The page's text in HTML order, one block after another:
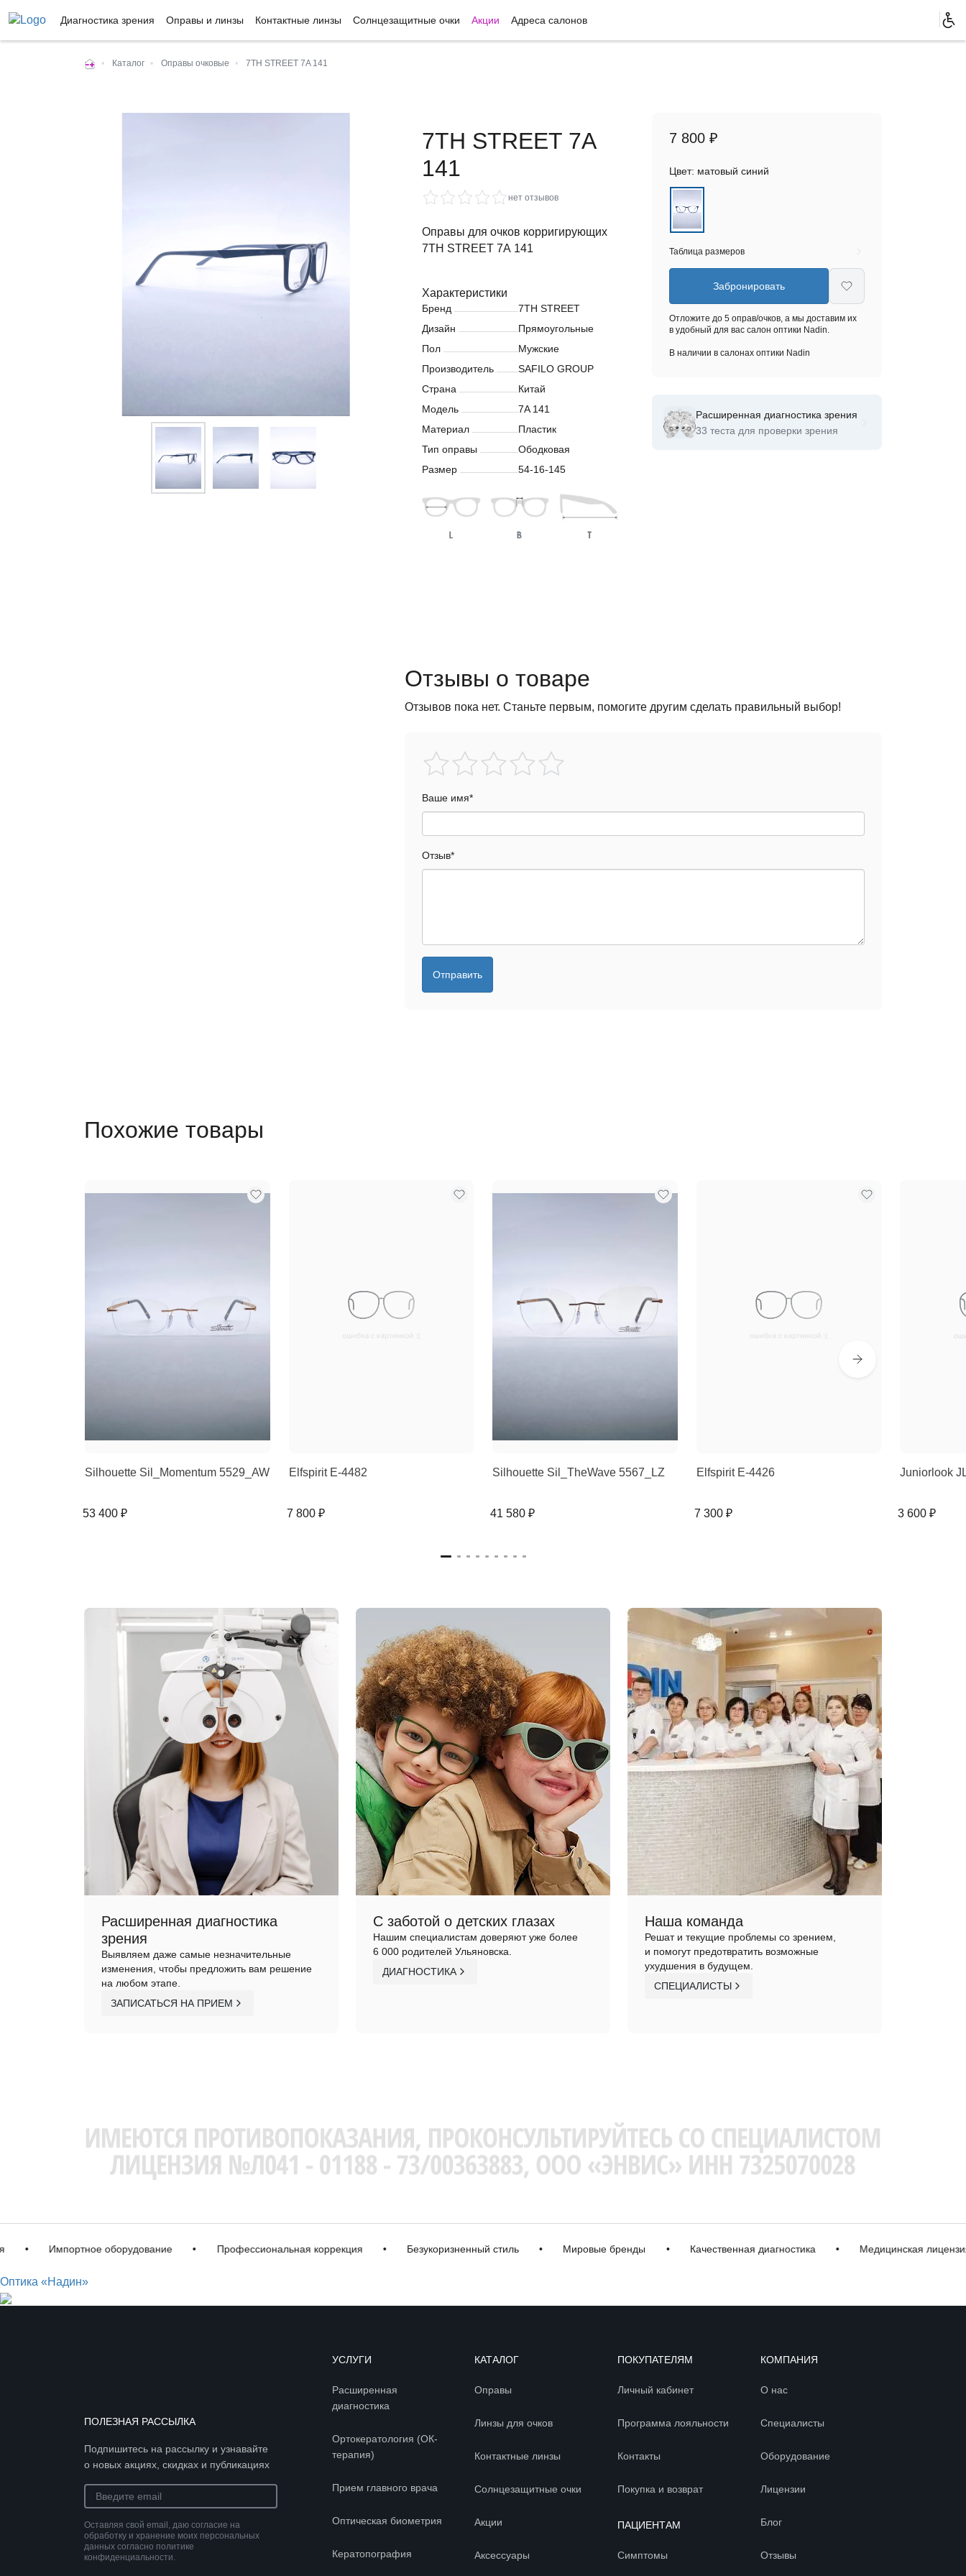
Диагностика зрения Оправы и линзы Контактные линзы Солнцезащитные очки Акции Адреса салонов
• Каталог • Оправы очковые • 7TH STREET 7A 141
7TH STREET 7A
141
нет отзывов
Оправы для очков корригирующих
7TH STREET 7A 141
Характеристики
Бренд
7TH STREET
Дизайн
Прямоугольные
Пол
Мужские
Производитель
SAFILO GROUP
Страна
Китай
Модель
7A 141
Материал
Пластик
Тип оправы
Ободковая
Размер
54-16-145
7 800 ₽
Цвет: матовый синий
Таблица размеров
Забронировать
Отложите до 5 оправ/очков, а мы доставим их
в удобный для вас салон оптики Nadin.
В наличии в салонах оптики Nadin
Расширенная диагностика зрения
33 теста для проверки зрения
Отзывы о товаре
Отзывов пока нет. Станьте первым, помогите другим сделать правильный выбор!
Ваше имя*
Отзыв*
Отправить
Похожие товары
Silhouette Sil_Momentum 5529_AW
53 400 ₽
Elfspirit E-4482
7 800 ₽
Silhouette Sil_TheWave 5567_LZ
41 580 ₽
Elfspirit E-4426
7 300 ₽
Juniorlook
3 600 ₽
Расширенная диагностика
зрения
Выявляем даже самые незначительные
изменения, чтобы предложить вам решение
на любом этапе.
ЗАПИСАТЬСЯ НА ПРИЕМ
С заботой о детских глазах
Нашим специалистам доверяют уже более
6 000 родителей Ульяновска.
ДИАГНОСТИКА
Наша команда
Решат и текущие проблемы со зрением,
и помогут предотвратить возможные
ухудшения в будущем.
СПЕЦИАЛИСТЫ
Импортное оборудование • Профессиональная коррекция • Безукоризненный стиль • Мировые бренды • Качественная диагностика • Медицинская лицензия •
Оптика «Надин»
ПОЛЕЗНАЯ РАССЫЛКА
Подпишитесь на рассылку и узнавайте
о новых акциях, скидках и публикациях
Оставляя свой email, даю согласие на
обработку и хранение моих персональных
данных согласно политике
конфиденциальности.
УСЛУГИ
Расширенная
диагностика
Ортокератология (ОК-
терапия)
Прием главного врача
Оптическая биометрия
Кератопография
КАТАЛОГ
Оправы
Линзы для очков
Контактные линзы
Солнцезащитные очки
Акции
Аксессуары
ПОКУПАТЕЛЯМ
Личный кабинет
Программа лояльности
Контакты
Покупка и возврат
ПАЦИЕНТАМ
Симптомы
КОМПАНИЯ
О нас
Специалисты
Оборудование
Лицензии
Блог
Отзывы